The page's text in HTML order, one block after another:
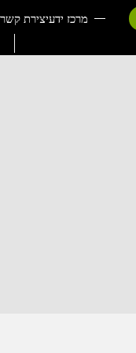
מרכז ידעיצירת קשר